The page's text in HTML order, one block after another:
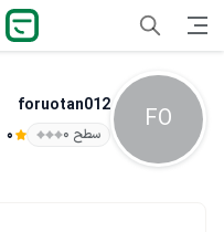
FO
foruotan012
سطح ۰ 0